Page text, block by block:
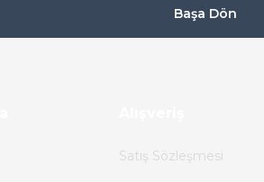
Başa Dön
Satış Sözleşmesi